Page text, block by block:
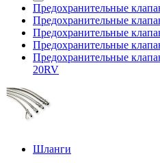
Предохранительные
Предохранительные
Предохранительные
Предохранительные
Предохранительные
20RV
Шланги